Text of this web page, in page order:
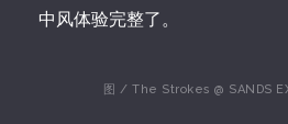
中风体验完整了。
图 / The Strokes @ SANDS